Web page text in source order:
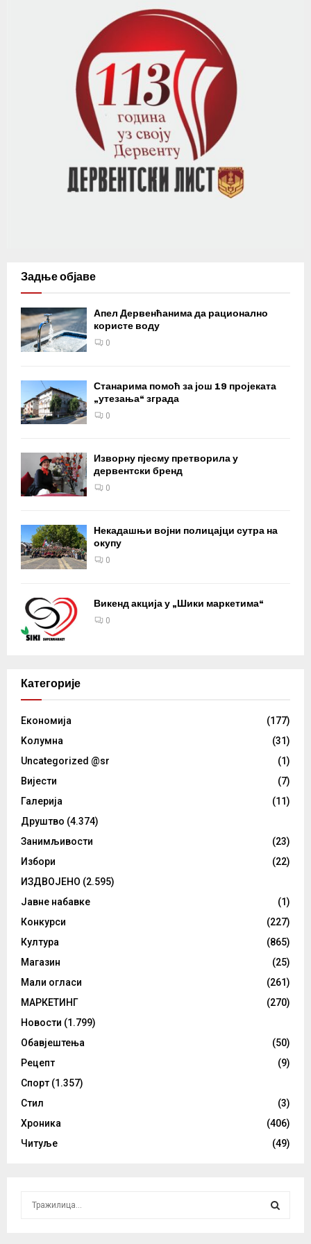
Задње објаве
Апел Дервенћанима да рационално
користе воду
0
Станарима помоћ за још 19 пројеката
„утезања“ зграда
0
Изворну пјесму претворила у
дервентски бренд
0
Некадашњи војни полицајци сутра на
окупу
0
Викенд акција у „Шики маркетима“
0
Категорије
Eкономија
(177)
Kолумнa
(31)
Uncategorized @sr
(1)
Вијести
(7)
Галерија
(11)
Друштво (4.374)
Занимљивости
(23)
Избори
(22)
ИЗДВОЈЕНО (2.595)
Јавне набавке
(1)
Конкурси
(227)
Култура
(865)
Магазин
(25)
Мали огласи
(261)
МАРКЕТИНГ
(270)
Новости (1.799)
Обавјештења
(50)
Рецепт
(9)
Спорт (1.357)
Стил
(3)
Хроника
(406)
Читуље
(49)